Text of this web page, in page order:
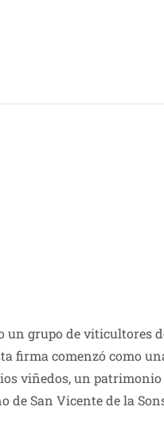
un grupo de viticultores
firma comenzó como
viñedos, un patrimonio
de San Vicente de la